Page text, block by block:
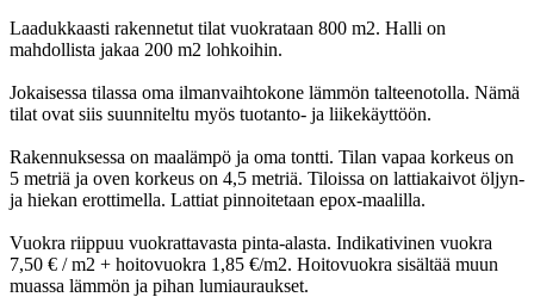
Laadukkaasti rakennetut tilat vuokrataan 800 m2. Halli on
mahdollista jakaa 200 m2 lohkoihin.
Jokaisessa tilassa oma ilmanvaihtokone lämmön talteenotolla. Nämä
tilat ovat siis suunniteltu myös tuotanto- ja liikekäyttöön.
Rakennuksessa on maalämpö ja oma tontti. Tilan vapaa korkeus on
5 metriä ja oven korkeus on 4,5 metriä. Tiloissa on lattiakaivot öljyn-
ja hiekan erottimella. Lattiat pinnoitetaan epox-maalilla.
Vuokra riippuu vuokrattavasta pinta-alasta. Indikativinen vuokra
7,50 € / m2 + hoitovuokra 1,85 €/m2. Hoitovuokra sisältää muun
muassa lämmön ja pihan lumiauraukset.